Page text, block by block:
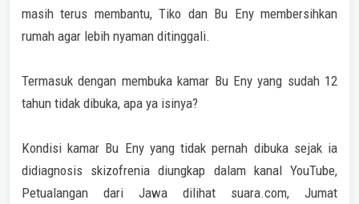
masih terus membantu, Tiko dan Bu Eny membersihkan
rumah agar lebih nyaman ditinggali.
Termasuk dengan membuka kamar Bu Eny yang sudah 12
tahun tidak dibuka, apa ya isinya?
Kondisi kamar Bu Eny yang tidak pernah dibuka sejak ia
didiagnosis skizofrenia diungkap dalam kanal YouTube,
Petualangan dari Jawa dilihat suara.com, Jumat